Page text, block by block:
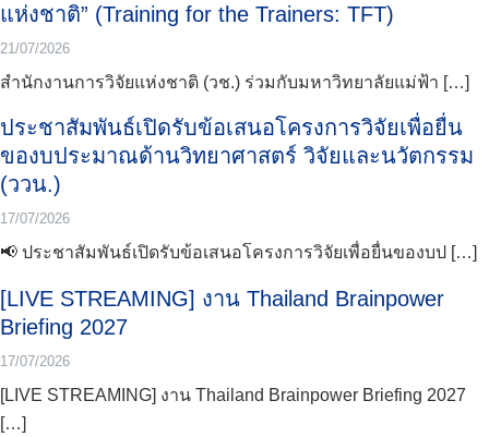
Search
แห่งชาติ” (Training for the Trainers: TFT)
21/07/2026
สำนักงานการวิจัยแห่งชาติ (วช.) ร่วมกับมหาวิทยาลัยแม่ฟ้า […]
ประชาสัมพันธ์เปิดรับข้อเสนอโครงการวิจัยเพื่อยื่น
ของบประมาณด้านวิทยาศาสตร์ วิจัยและนวัตกรรม
(ววน.)
17/07/2026
📢 ประชาสัมพันธ์เปิดรับข้อเสนอโครงการวิจัยเพื่อยื่นของบป […]
[LIVE STREAMING] งาน Thailand Brainpower
Briefing 2027
17/07/2026
[LIVE STREAMING] งาน Thailand Brainpower Briefing 2027
[…]